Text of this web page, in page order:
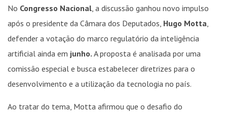
No Congresso Nacional, a discussão ganhou novo impulso
após o presidente da Câmara dos Deputados, Hugo Motta,
defender a votação do marco regulatório da inteligência
artificial ainda em junho. A proposta é analisada por uma
comissão especial e busca estabelecer diretrizes para o
desenvolvimento e a utilização da tecnologia no país.
Ao tratar do tema, Motta afirmou que o desafio do